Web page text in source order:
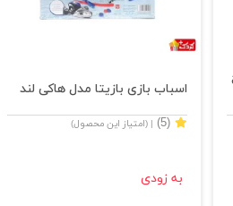
اسباب بازی بازیتا مدل هاکی لند
(5) | (امتیاز این محصول)
به زودی